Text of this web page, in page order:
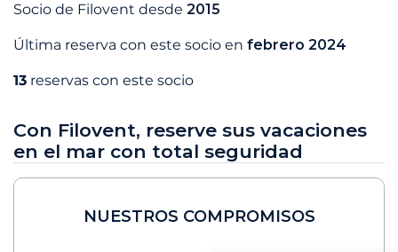
Socio de Filovent desde 2015
Última reserva con este socio en febrero 2024
13 reservas con este socio
Con Filovent, reserve sus vacaciones
en el mar con total seguridad
NUESTROS COMPROMISOS